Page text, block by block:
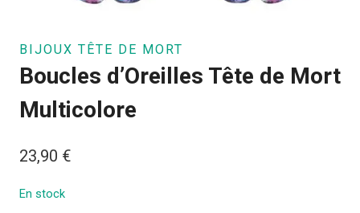
BIJOUX TÊTE DE MORT
Boucles d’Oreilles Tête de Mort
Multicolore
23,90 €
En stock